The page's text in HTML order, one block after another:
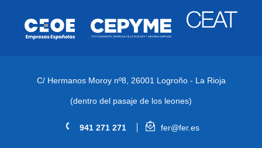
C/ Hermanos Moroy nº8, 26001 Logroño - La Rioja
(dentro del pasaje de los leones)
941 271 271 fer@fer.es